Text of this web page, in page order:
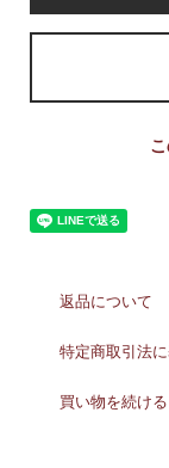
返品について
特定商取引法
買い物を続ける